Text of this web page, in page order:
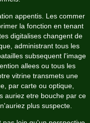
appentis. Les commer
la fonction en tenant
digitalises changent de
administrant tous les
subsequent l'image
allees ou tous les
vitrine transmets une
par carte ou optique,
auriez etre bouche par ce
plus suspecte.